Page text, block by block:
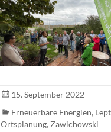
15. September 2022
Erneuerbare Energien,
Ortsplanung, Zawichowski